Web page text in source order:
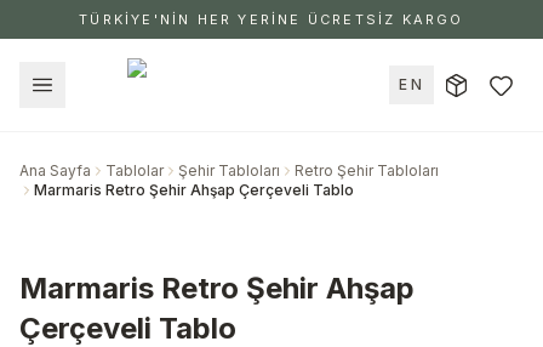
TÜRKİYE'NİN HER YERİNE ÜCRETSİZ KARGO
EN
Ana Sayfa Tablolar Şehir Tabloları
Retro Şehir Tabloları
Marmaris Retro Şehir Ahşap Çerçeveli Tablo
Marmaris Retro Şehir Ahşap
Çerçeveli Tablo